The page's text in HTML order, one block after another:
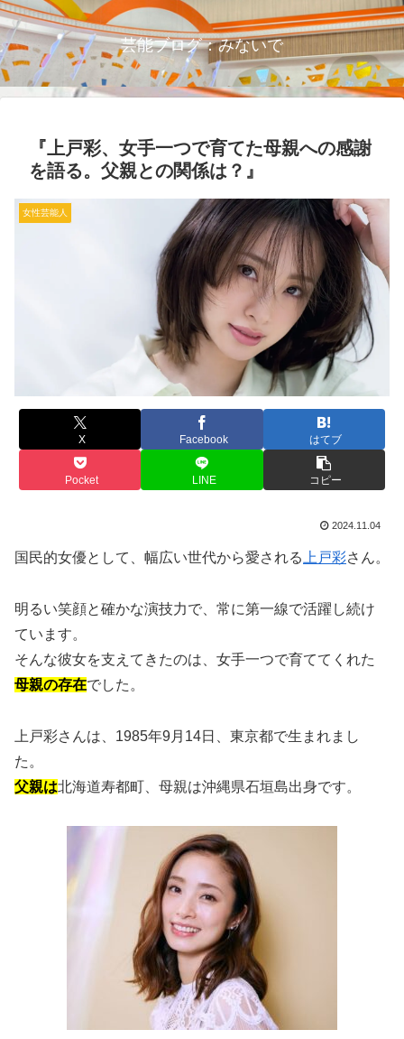
芸能ブログ：みないで
『上戸彩、女手一つで育てた母親への感謝
を語る。父親との関係は？』
女性芸能人
X Facebook はてブ
Pocket LINE コピー
2024.11.04
国民的女優として、幅広い世代から愛される 上戸彩さん。
明るい笑顔と確かな演技力で、常に第一線で活躍し続け
ています。
そんな彼女を支えてきたのは、女手一つで育ててくれた
母親の存在でした。
上戸彩さんは、1985年9月14日、東京都で生まれまし
た。
父親は北海道寿都町、母親は沖縄県石垣島出身です。